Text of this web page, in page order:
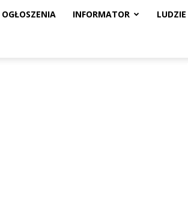
OGŁOSZENIA INFORMATOR LUDZIE